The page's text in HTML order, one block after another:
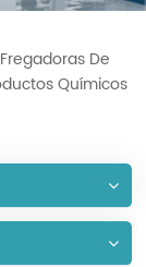
De
Químicos